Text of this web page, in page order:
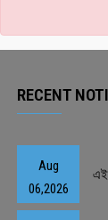
RECENT
Aug
06,2026